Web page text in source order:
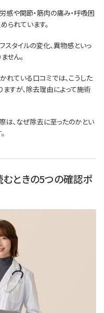
感や関節・筋肉の痛み・呼吸困
られています。
スタイルの変化、異物感といっ
せん。
れている口コミでは、こうした
すが、除去理由によって施術
は、なぜ除去に至ったのかとい
ときの5つの確認ポ